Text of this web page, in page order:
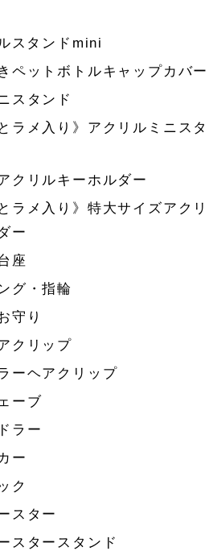
スタンドmini
ペットボトルキャップカバー
スタンド
ラメ入り》アクリルミニスタ
クリルキーホルダー
ラメ入り》特大サイズアクリ
ー
座
グ・指輪
守り
クリップ
ーヘアクリップ
ーブ
ラー
ー
ク
スター
スタースタンド